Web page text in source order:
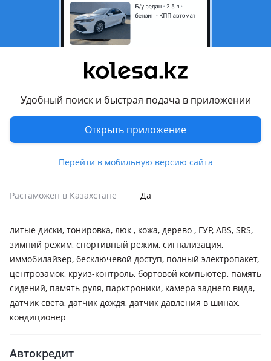
Удобный поиск и быстрая подача в приложении
Открыть приложение
Перейти в мобильную версию сайта
область
Кроссовер
Объем двигателя, л
3.7 (бензин)
Пробег
164 000 км
Коробка передач
Автомат
Привод
Полный привод
Растаможен в Казахстане
Да
литые диски, тонировка, люк , кожа, дерево , ГУР, ABS, SRS,
зимний режим, спортивный режим, сигнализация,
иммобилайзер, бесключевой доступ, полный электропакет,
центрозамок, круиз-контроль, бортовой компьютер, память
сидений, память руля, парктроники, камера заднего вида,
датчик света, датчик дождя, датчик давления в шинах,
кондиционер
Автокредит